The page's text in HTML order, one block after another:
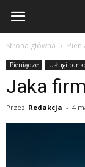
Strona główna
Pieniądze Usługi
Jaka
Przez Redakcja - 4